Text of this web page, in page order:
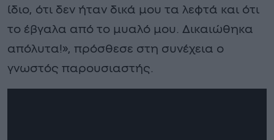
ίδιο, ότι δεν ήταν δικά μου τα λεφτά και ότι
το έβγαλα από το μυαλό μου. Δικαιώθηκα
απόλυτα!», πρόσθεσε στη συνέχεια ο
γνωστός παρουσιαστής.